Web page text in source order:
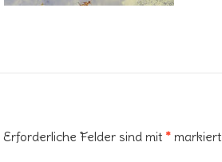
Erforderliche Felder sind mit * markiert